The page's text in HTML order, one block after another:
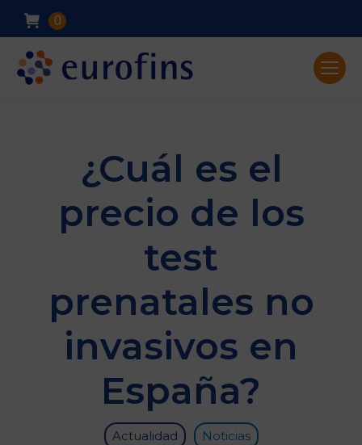
0
¿Cuál es el
precio de los
test
prenatales no
invasivos en
España?
Actualidad Noticias